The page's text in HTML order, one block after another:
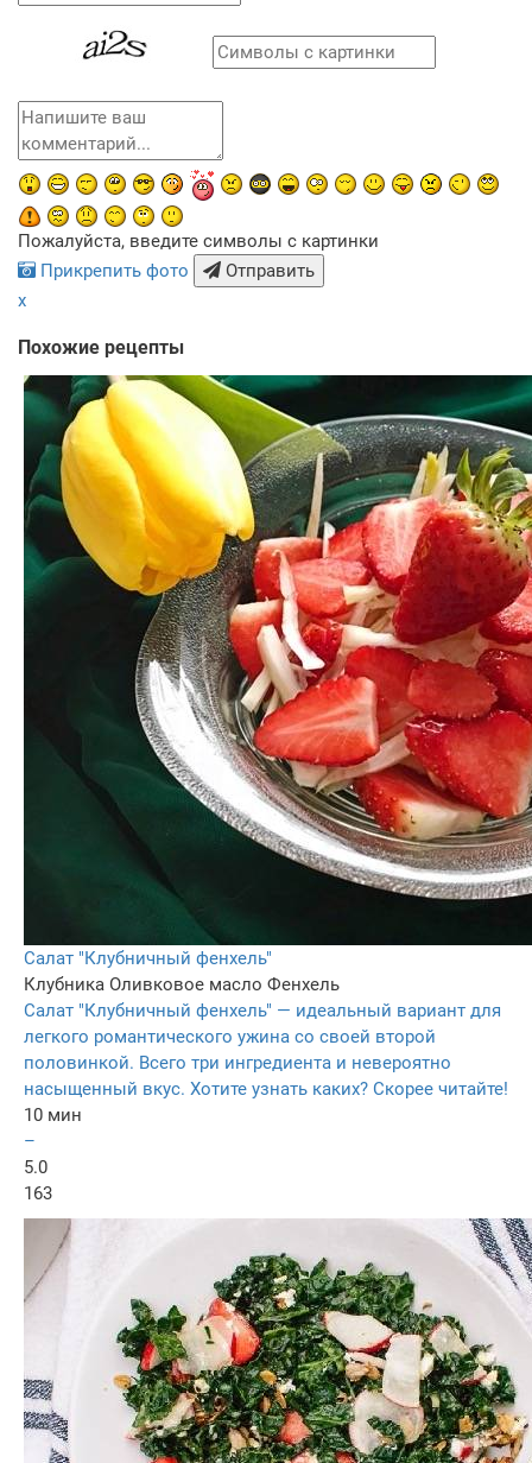
Пожалуйста, введите символы с картинки
Прикрепить фото
Отправить
x
Похожие рецепты
Салат "Клубничный фенхель"
Клубника Оливковое масло Фенхель
Салат "Клубничный фенхель" — идеальный вариант для
легкого романтического ужина со своей второй
половинкой. Всего три ингредиента и невероятно
насыщенный вкус. Хотите узнать каких? Скорее читайте!
10 мин
–
5.0
163